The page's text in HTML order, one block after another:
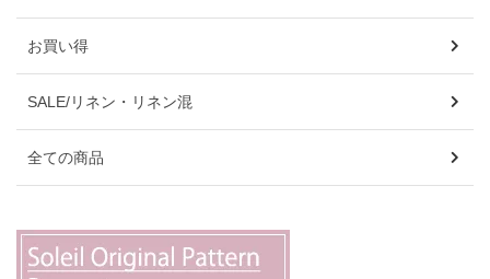
お買い得
SALE/リネン・リネン混
全ての商品